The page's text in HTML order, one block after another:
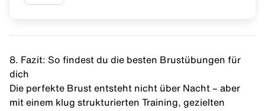
8. Fazit: So findest du die besten Brustübungen für
dich
Die perfekte Brust entsteht nicht über Nacht – aber
mit einem klug strukturierten Training, gezielten